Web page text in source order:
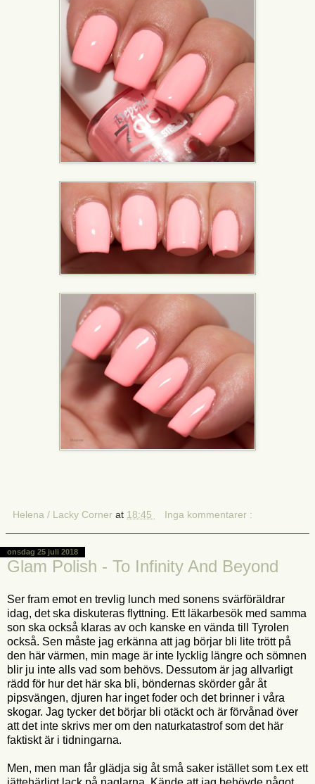
Helena / Lacky Corner at 18:45 Inga kommentarer :
onsdag 25 juli 2018
Glam Polish - To Infinity And Beyond
Ser fram emot en trevlig lunch med sonens svärföräldrar
idag, det ska diskuteras flyttning. Ett läkarbesök med samma
son ska också klaras av och kanske en vända till Tyrolen
också. Sen måste jag erkänna att jag börjar bli lite trött på
den här värmen, min mage är inte lycklig längre och sömnen
blir ju inte alls vad som behövs. Dessutom är jag allvarligt
rädd för hur det här ska bli, böndernas skörder går åt
pipsvängen, djuren har inget foder och det brinner i våra
skogar. Jag tycker det börjar bli otäckt och är förvånad över
att det inte skrivs mer om den naturkatastrof som det här
faktiskt är i tidningarna.
Men, men man får glädja sig åt små saker istället som t.ex ett